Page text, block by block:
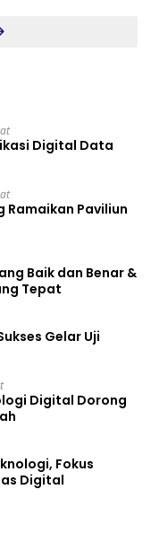
Digital Data
Ramaikan Paviliun
Baik dan Benar &
Tepat
Gelar Uji
Digital Dorong
Fokus
Digital